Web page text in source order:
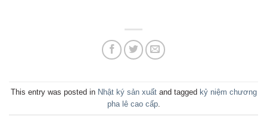
This entry was posted in Nhật ký sản xuấtand tagged kỷ niệm chương
pha lê cao cấp.